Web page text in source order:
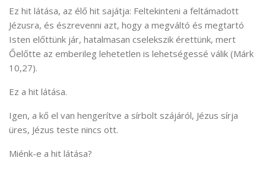
Ez hit látása, az élő hit sajátja: Feltekinteni a feltámadott
Jézusra, és észrevenni azt, hogy a megváltó és megtartó
Isten előttünk jár, hatalmasan cselekszik érettünk, mert
Őelőtte az emberileg lehetetlen is lehetségessé válik (Márk
10,27).
Ez a hit látása.
Igen, a kő el van hengerítve a sírbolt szájáról, Jézus sírja
üres, Jézus teste nincs ott.
Miénk-e a hit látása?